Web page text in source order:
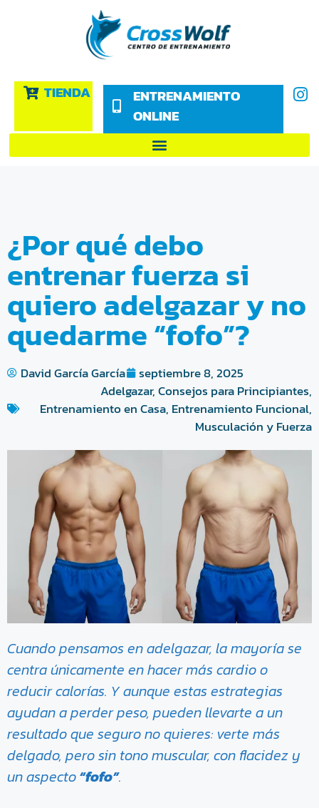
TIENDA
ENTRENAMIENTO
ONLINE
¿Por qué debo
entrenar fuerza si
quiero adelgazar y no
quedarme “fofo”?
David García García
septiembre 8, 2025
Adelgazar,Consejos para Principiantes,
Entrenamiento en Casa, Entrenamiento Funcional,
Musculación y Fuerza
Cuando pensamos en adelgazar, la mayoría se
centra únicamente en hacer más cardio o
reducir calorías. Y aunque estas estrategias
ayudan a perder peso, pueden llevarte a un
resultado que seguro no quieres: verte más
delgado, pero sin tono muscular, con flacidez y
un aspecto“fofo”.